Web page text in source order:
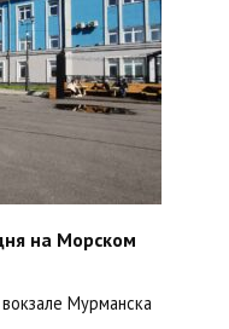
на Морском
Мурманска